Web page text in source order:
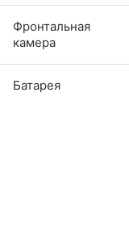
Фронтальная
камера
Батарея